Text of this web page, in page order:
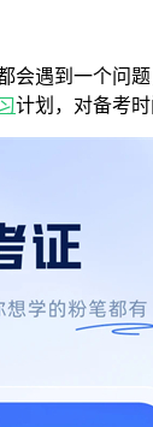
会遇到一个问
计划，对备考